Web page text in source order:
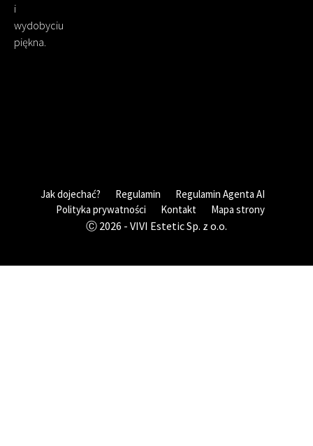
i
wydobyciu
piękna.
Jak dojechać? Regulamin
Regulamin Agenta AI
Polityka prywatności
Kontakt Mapa strony
Ⓒ 2026 - VIVI Estetic Sp. z o.o.